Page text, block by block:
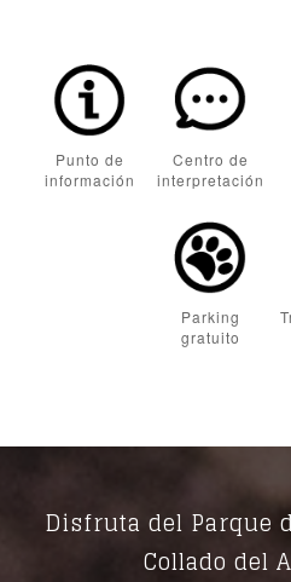
Punto de
información
Centro de
interpretación
Parking
gratuito
Disfruta del Parque
Collado del